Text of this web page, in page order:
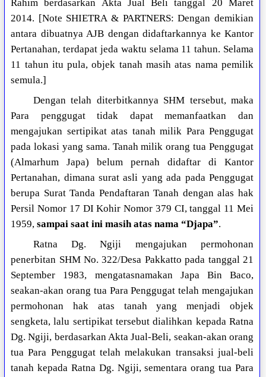
Rahim berdasarkan Akta Jual Beli tanggal 20 Maret
2014. [Note SHIETRA & PARTNERS: Dengan demikian
antara dibuatnya AJB dengan didaftarkannya ke Kantor
Pertanahan, terdapat jeda waktu selama 11 tahun. Selama
11 tahun itu pula, objek tanah masih atas nama pemilik
semula.]
Dengan telah diterbitkannya SHM tersebut, maka
Para penggugat tidak dapat memanfaatkan dan
mengajukan sertipikat atas tanah milik Para Penggugat
pada lokasi yang sama. Tanah milik orang tua Penggugat
(Almarhum Japa) belum pernah didaftar di Kantor
Pertanahan, dimana surat asli yang ada pada Penggugat
berupa Surat Tanda Pendaftaran Tanah dengan alas hak
Persil Nomor 17 DI Kohir Nomor 379 CI, tanggal 11 Mei
1959,sampai saat ini masih atas nama “Djapa”.
Ratna Dg. Ngiji mengajukan permohonan
penerbitan SHM No. 322/Desa Pakkatto pada tanggal 21
September 1983, mengatasnamakan Japa Bin Baco,
seakan-akan orang tua Para Penggugat telah mengajukan
permohonan hak atas tanah yang menjadi objek
sengketa, lalu sertipikat tersebut dialihkan kepada Ratna
Dg. Ngiji, berdasarkan Akta Jual-Beli, seakan-akan orang
tua Para Penggugat telah melakukan transaksi jual-beli
tanah kepada Ratna Dg. Ngiji, sementara orang tua Para